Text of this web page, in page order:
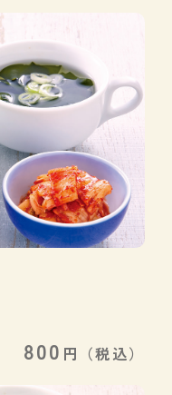
800 円 （税込）